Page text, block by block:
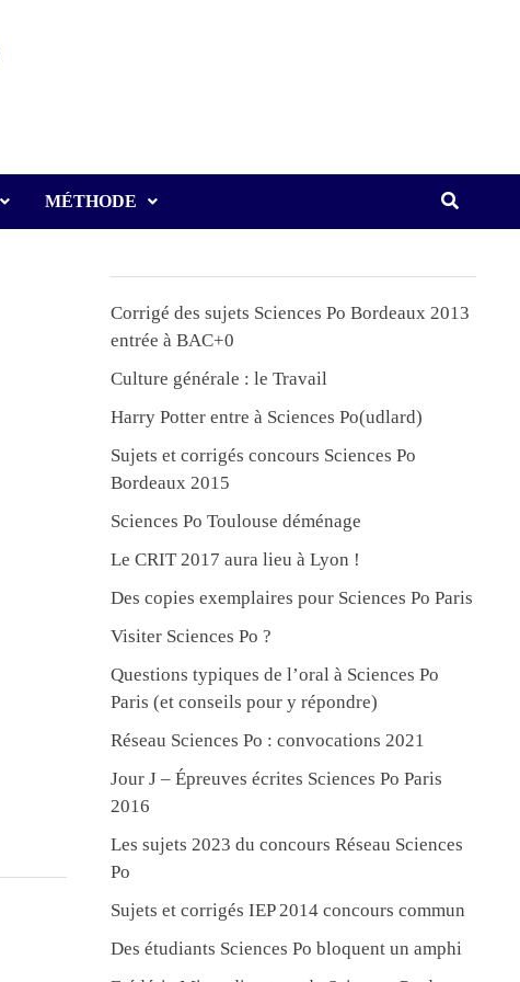
MÉTHODE
Corrigé des sujets Sciences Po Bordeaux 2013
entrée à BAC+0
Culture générale : le Travail
Harry Potter entre à Sciences Po(udlard)
Sujets et corrigés concours Sciences Po
Bordeaux 2015
Sciences Po Toulouse déménage
Le CRIT 2017 aura lieu à Lyon !
Des copies exemplaires pour Sciences Po Paris
Visiter Sciences Po ?
Questions typiques de l’oral à Sciences Po
Paris (et conseils pour y répondre)
Réseau Sciences Po : convocations 2021
Jour J – Épreuves écrites Sciences Po Paris
2016
Les sujets 2023 du concours Réseau Sciences
Po
Sujets et corrigés IEP 2014 concours commun
Des étudiants Sciences Po bloquent un amphi